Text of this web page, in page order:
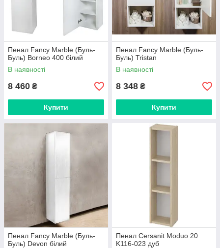
Пенал Fancy Marble (Буль-
Буль) Borneo 400 білий
В наявності
8 460 ₴
Купити
Пенал Fancy Marble (Буль-
Буль) Tristan
В наявності
8 348 ₴
Купити
Пенал Fancy Marble (Буль-
Буль) Devon білий
Пенал Cersanit Moduo 20
K116-023 дуб